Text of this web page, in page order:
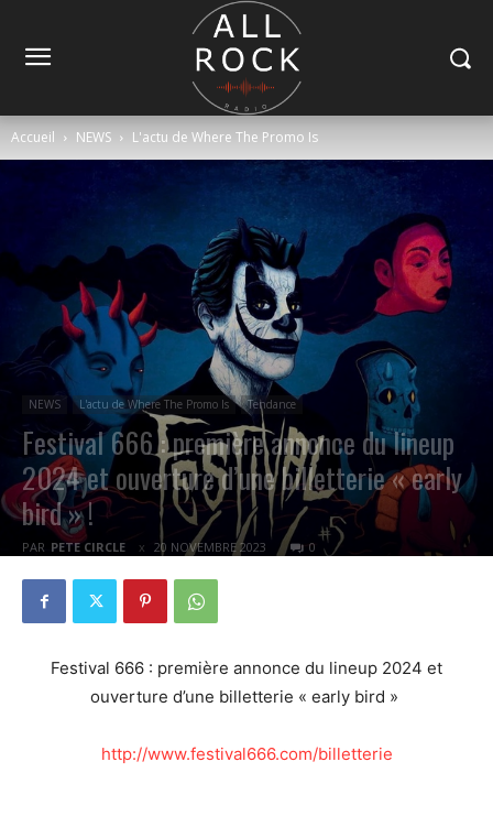
Accueil NEWS L'actu de Where The Promo Is
NEWS L'actu de Where The Promo Is Tendance
Festival 666 : première annonce du lineup
2024 et ouverture d’une billetterie « early
bird » !
PAR PETE CIRCLE 20 NOVEMBRE 2023 0
Festival 666 : première annonce du lineup 2024 et
ouverture d’une billetterie « early bird »
http://www.festival666.com/billetterie